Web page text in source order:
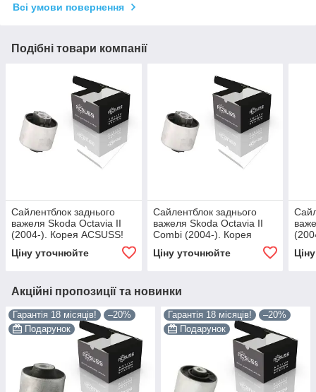
Всі умови повернення
Подібні товари компанії
Сайлентблок заднього
важеля Skoda Octavia II
(2004-). Корея ACSUSS!
VKDS431001
Ціну уточнюйте
Сайлентблок заднього
важеля Skoda Octavia II
Combi (2004-). Корея
ACSUSS! 38620 , FE29568
, VKDS431001
Ціну уточнюйте
Акційні пропозиції та новинки
Гарантія 18 місяців!
–20%
Подарунок
Гарантія 18 місяців!
–20%
Подарунок